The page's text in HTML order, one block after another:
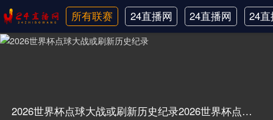
所有联赛
24直播网
日职联
24直播网
中甲
24
韩
2026世界杯点球大战或刷新历史纪录2026世界杯点球大战或刷新历史纪录